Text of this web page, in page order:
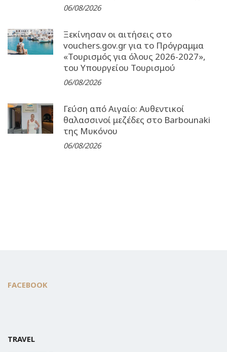
06/08/2026
Ξεκίνησαν οι αιτήσεις στο
vouchers.gov.gr για το Πρόγραμμα
«Τουρισμός για όλους 2026-2027»,
του Υπουργείου Τουρισμού
06/08/2026
Γεύση από Αιγαίο: Αυθεντικοί
θαλασσινοί μεζέδες στο Barbounaki
της Μυκόνου
06/08/2026
FACEBOOK
TRAVEL